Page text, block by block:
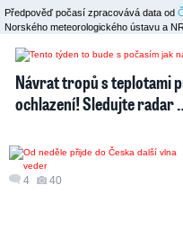
Předpověď počasí zpracovává data od
Norského meteorologického ústavu a
Návrat tropů s teplotami
ochlazení! Sledujte radar
4 40